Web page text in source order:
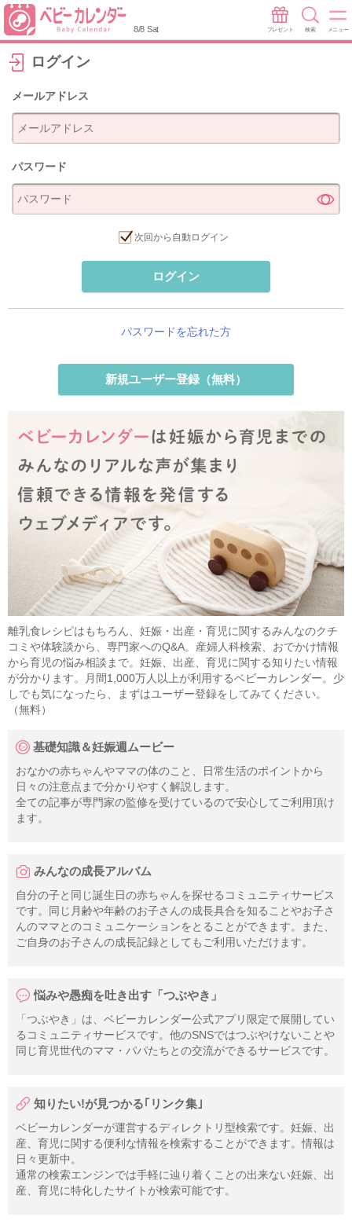
8/8 Sat プレゼント 検索 メニュー
ログイン
メールアドレス
パスワード
次回から自動ログイン
ログイン
パスワードを忘れた方
新規ユーザー登録（無料）
離乳食レシピはもちろん、妊娠・出産・育児に関するみんなのクチ
コミや体験談から、専門家へのQ&A。産婦人科検索、おでかけ情報
から育児の悩み相談まで。妊娠、出産、育児に関する知りたい情報
が分かります。月間1,000万人以上が利用するベビーカレンダー。少
しでも気になったら、まずはユーザー登録をしてみてください。
（無料）
基礎知識＆妊娠週ムービー
おなかの赤ちゃんやママの体のこと、日常生活のポイントから
日々の注意点まで分かりやすく解説します。
全ての記事が専門家の監修を受けているので安心してご利用頂け
ます。
みんなの成長アルバム
自分の子と同じ誕生日の赤ちゃんを探せるコミュニティサービス
です。同じ月齢や年齢のお子さんの成長具合を知ることやお子さ
んのママとのコミュニケーションをとることができます。また、
ご自身のお子さんの成長記録としてもご利用いただけます。
悩みや愚痴を吐き出す「つぶやき」
「つぶやき」は、ベビーカレンダー公式アプリ限定で展開してい
るコミュニティサービスです。他のSNSではつぶやけないことや
同じ育児世代のママ・パパたちとの交流ができるサービスです。
知りたい!が見つかる｢リンク集｣
ベビーカレンダーが運営するディレクトリ型検索です。妊娠、出
産、育児に関する便利な情報を検索することができます。情報は
日々更新中。
通常の検索エンジンでは手軽に辿り着くことの出来ない妊娠、出
産、育児に特化したサイトが検索可能です。